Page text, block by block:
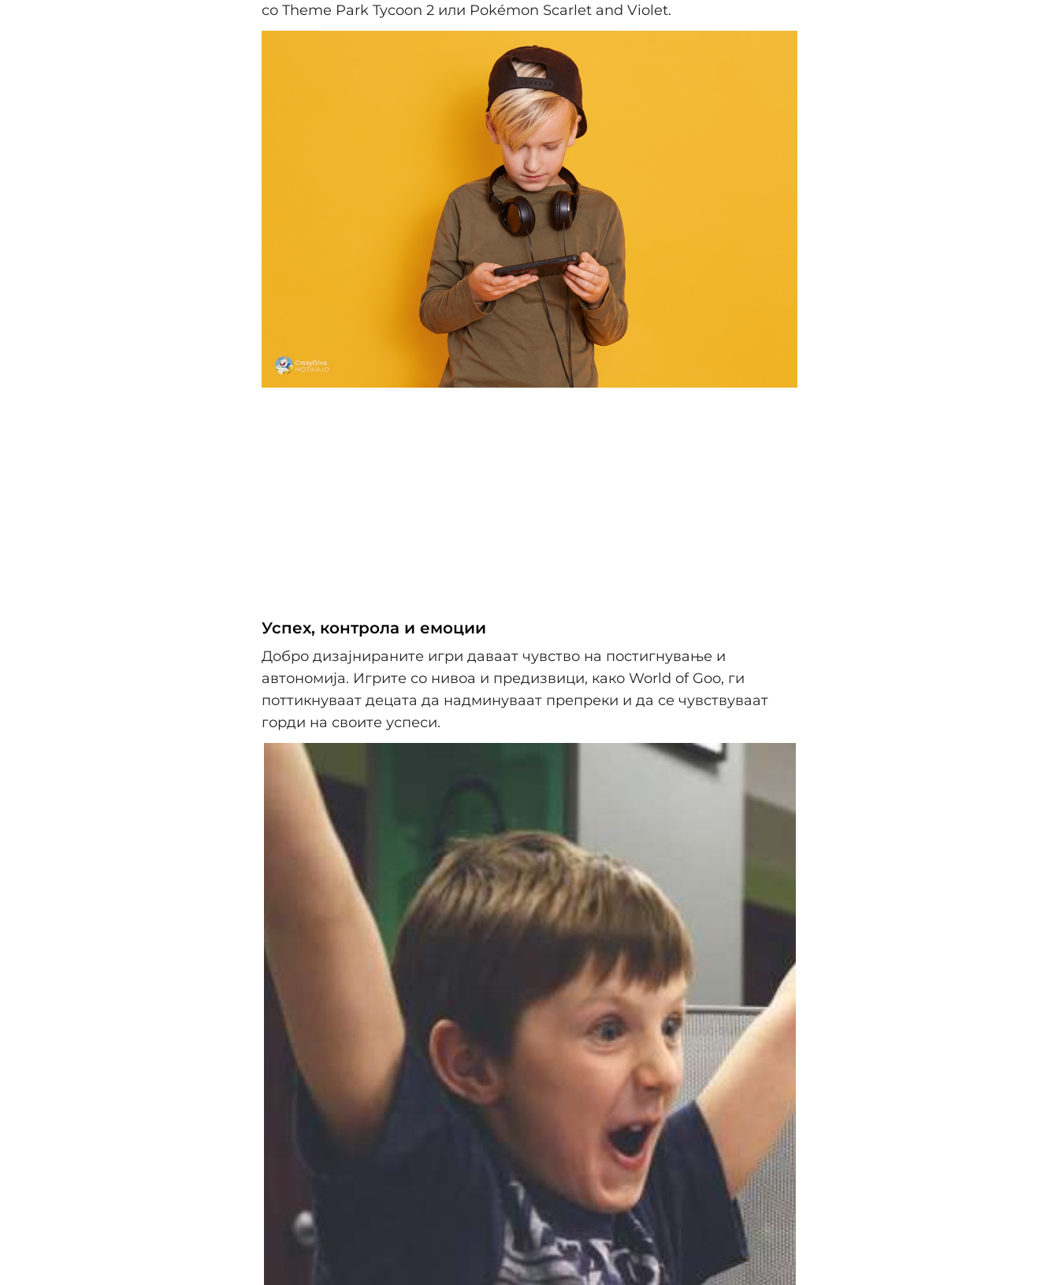
со Theme Park Tycoon 2 или Pokémon Scarlet and Violet.
Успех, контрола и емоции
Добро дизајнираните игри даваат чувство на постигнување и
автономија. Игрите со нивоа и предизвици, како World of Goo, ги
поттикнуваат децата да надминуваат препреки и да се чувствуваат
горди на своите успеси.